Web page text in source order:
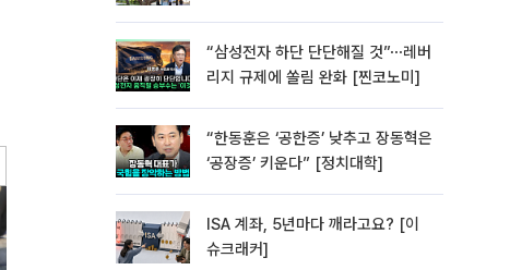
“삼성전자 하단 단단해질 것”⋯레버
리지 규제에 쏠림 완화 [찐코노미]
“한동훈은 ‘공한증’ 낮추고 장동혁은
‘공장증’ 키운다” [정치대학]
ISA 계좌, 5년마다 깨라고요? [이
슈크래커]